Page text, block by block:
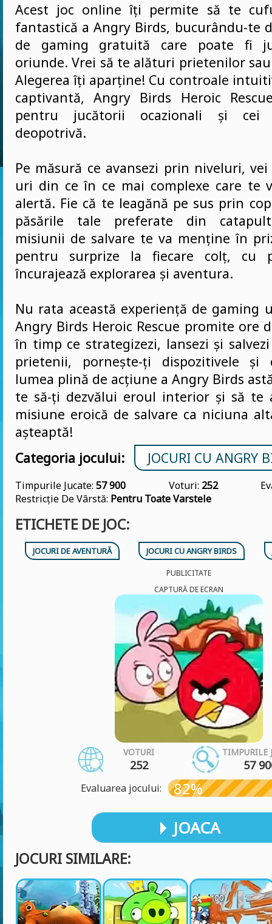
Acest joc online îți permite să te
fantastică a Angry Birds, bucurându-te
de gaming gratuită care poate fi
oriunde. Vrei să te alături prietenilor
Alegerea îți aparține! Cu controale
captivantă, Angry Birds Heroic
pentru jucătorii ocazionali și cei
deopotrivă.
Pe măsură ce avansezi prin niveluri,
uri din ce în ce mai complexe care te
alertă. Fie că te leagănă pe sus prin
păsările tale preferate din
misiunii de salvare te va menține în
pentru surprize la fiecare colț, cu
încurajează explorarea și aventura.
Nu rata această experiență de gaming
Angry Birds Heroic Rescue promite ore
în timp ce strategizezi, lansezi și
prietenii, pornește-ți dispozitivele și
lumea plină de acțiune a Angry Birds
te să-ți dezvălui eroul interior și să te
misiune eroică de salvare ca niciuna
așteaptă!
Categoria jocului:
JOCURI CU ANGRY
Timpurile Jucate: 57 900 Voturi: 252
Restricție De Vârstă: Pentru Toate Varstele
ETICHETE DE JOC:
JOCURI DE AVENTURĂ JOCURI CU ANGRY BIRDS
PUBLICITATE
CAPTURĂ DE ECRAN
VOTURI
252
TIMPURILE
57
Evaluarea jocului: 82%
JOACA
JOCURI SIMILARE: